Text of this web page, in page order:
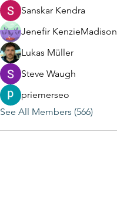
Sanskar Kendra
Jenefir KenzieMadison
Lukas Müller
Steve Waugh
priemerseo
See All Members (566)